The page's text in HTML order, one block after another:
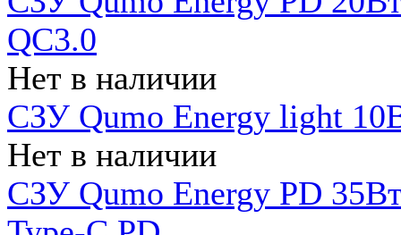
QC3.0
Нет в наличии
СЗУ Qumo Energy light
Нет в наличии
СЗУ Qumo Energy PD